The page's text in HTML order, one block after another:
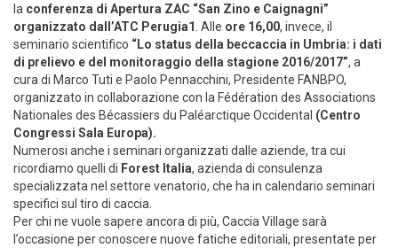
la conferenza di Apertura ZAC “San Zino e Caignagni”
organizzato dall’ATC Perugia1 . Alle ore 16,00, invece, il
seminario scientifico “Lo status della beccaccia in Umbria: i dati
di prelievo e del monitoraggio della stagione 2016/2017”, a
cura di Marco Tuti e Paolo Pennacchini, Presidente FANBPO,
organizzato in collaborazione con la Fédération des Associations
Nationales des Bécassiers du Paléarctique Occidental (Centro
Congressi Sala Europa).
Numerosi anche i seminari organizzati dalle aziende, tra cui
ricordiamo quelli di Forest Italia, azienda di consulenza
specializzata nel settore venatorio, che ha in calendario seminari
specifici sul tiro di caccia.
Per chi ne vuole sapere ancora di più, Caccia Village sarà
l’occasione per conoscere nuove fatiche editoriali, presentate per